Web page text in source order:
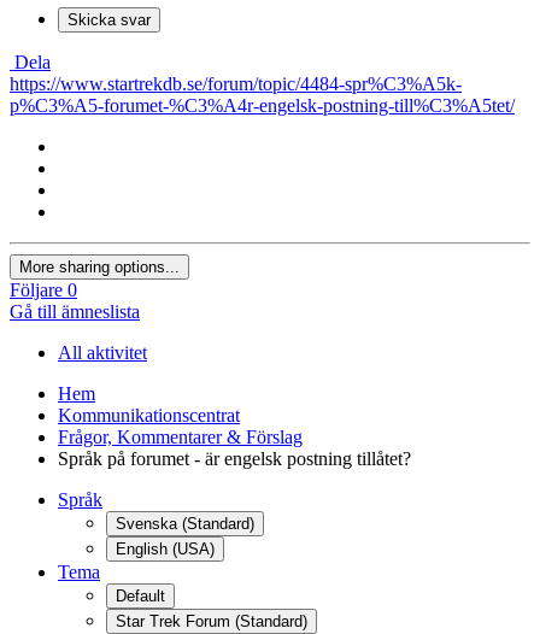
Skicka svar
Dela
https://www.startrekdb.se/forum/topic/4484-spr%C3%A5k-
p%C3%A5-forumet-%C3%A4r-engelsk-postning-till%C3%A5tet/
More sharing options...
Följare 0
Gå till ämneslista
All aktivitet
Hem
Kommunikationscentrat
Frågor, Kommentarer & Förslag
Språk på forumet - är engelsk postning tillåtet?
Språk
Svenska (Standard)
English (USA)
Tema
Default
Star Trek Forum (Standard)